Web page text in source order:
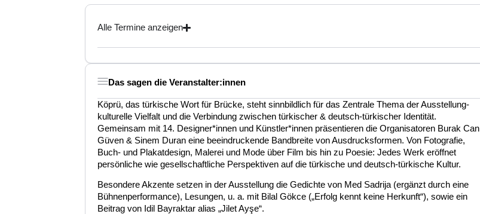
Alle Termine anzeigen
Das sagen die Veranstalter:innen
Köprü, das türkische Wort für Brücke, steht sinnbildlich für das Zentrale Thema der Ausstellung-
kulturelle Vielfalt und die Verbindung zwischen türkischer & deutsch-türkischer Identität.
Gemeinsam mit 14. Designer*innen und Künstler*innen präsentieren die Organisatoren Burak Can
Güven & Sinem Duran eine beeindruckende Bandbreite von Ausdrucksformen. Von Fotografie,
Buch- und Plakatdesign, Malerei und Mode über Film bis hin zu Poesie: Jedes Werk eröffnet
persönliche wie gesellschaftliche Perspektiven auf die türkische und deutsch-türkische Kultur.
Besondere Akzente setzen in der Ausstellung die Gedichte von Med Sadrija (ergänzt durch eine
Bühnenperformance), Lesungen, u. a. mit Bilal Gökce („Erfolg kennt keine Herkunft“), sowie ein
Beitrag von Idil Bayraktar alias „Jilet Ayşe“.